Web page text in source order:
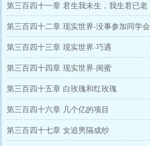
第三百四十一章 君生我未生，我生君已老
第三百四十二章 现实世界·没事参加同学会
第三百四十三章 现实世界·巧遇
第三百四十四章 现实世界·闺蜜
第三百四十五章 白玫瑰和红玫瑰
第三百四十六章 几个亿的项目
第三百四十七章 女追男隔成纱